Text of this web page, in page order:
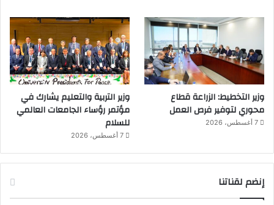
وزير التخطيط: الزراعة قطاع
محوري لتوفير فرص العمل
7 أغسطس، 2026
وزير التربية والتعليم يشارك في
مؤتمر رؤساء الجامعات العالمي
للسلام
7 أغسطس، 2026
إنضم لقناتنا